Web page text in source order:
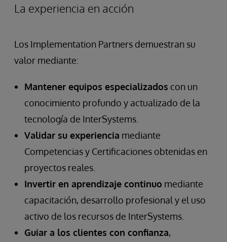
La experiencia en acción
Los Implementation Partners demuestran su
valor mediante:
Mantener equipos especializados con un
conocimiento profundo y actualizado de la
tecnología de InterSystems.
Validar su experiencia mediante
Competencias y Certificaciones obtenidas en
proyectos reales.
Invertir en aprendizaje continuo mediante
capacitación, desarrollo profesional y el uso
activo de los recursos de InterSystems.
Guiar a los clientes con confianza,